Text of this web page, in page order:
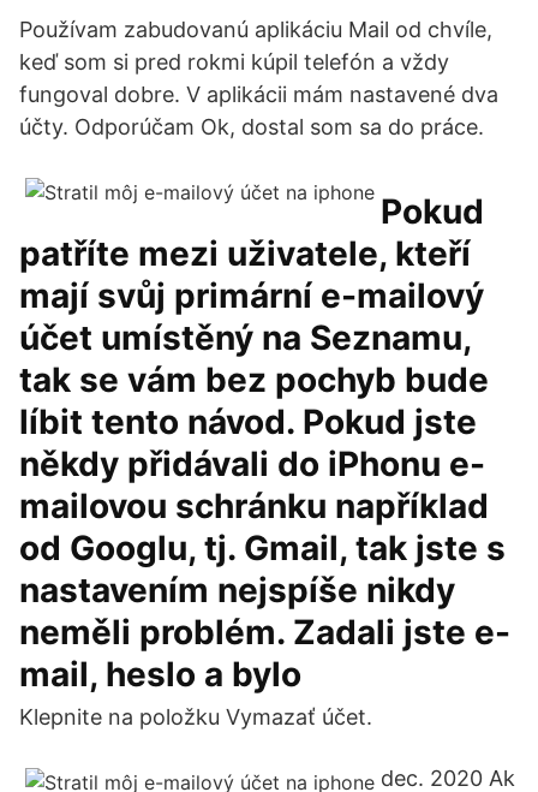
Používam zabudovanú aplikáciu Mail od chvíle,
keď som si pred rokmi kúpil telefón a vždy
fungoval dobre. V aplikácii mám nastavené dva
účty. Odporúčam Ok, dostal som sa do práce.
Pokud
patříte mezi uživatele, kteří
mají svůj primární e-mailový
účet umístěný na Seznamu,
tak se vám bez pochyb bude
líbit tento návod. Pokud jste
někdy přidávali do iPhonu e-
mailovou schránku například
od Googlu, tj. Gmail, tak jste s
nastavením nejspíše nikdy
neměli problém. Zadali jste e-
mail, heslo a bylo
Klepnite na položku Vymazať účet.
dec. 2020 Ak